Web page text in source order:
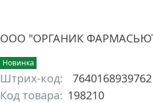
ООО "ОРГАНИК
Новинка
Штрих-код:
7640168939762
Код товара: 198210